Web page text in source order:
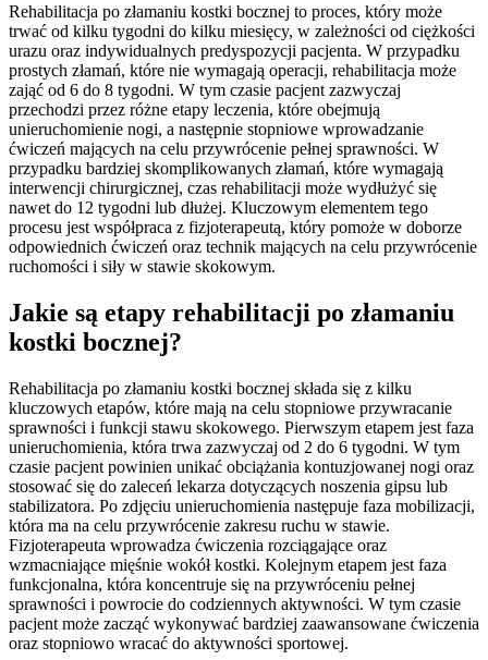
Rehabilitacja po złamaniu kostki bocznej to proces, który może
trwać od kilku tygodni do kilku miesięcy, w zależności od ciężkości
urazu oraz indywidualnych predyspozycji pacjenta. W przypadku
prostych złamań, które nie wymagają operacji, rehabilitacja może
zająć od 6 do 8 tygodni. W tym czasie pacjent zazwyczaj
przechodzi przez różne etapy leczenia, które obejmują
unieruchomienie nogi, a następnie stopniowe wprowadzanie
ćwiczeń mających na celu przywrócenie pełnej sprawności. W
przypadku bardziej skomplikowanych złamań, które wymagają
interwencji chirurgicznej, czas rehabilitacji może wydłużyć się
nawet do 12 tygodni lub dłużej. Kluczowym elementem tego
procesu jest współpraca z fizjoterapeutą, który pomoże w doborze
odpowiednich ćwiczeń oraz technik mających na celu przywrócenie
ruchomości i siły w stawie skokowym.
Jakie są etapy rehabilitacji po złamaniu
kostki bocznej?
Rehabilitacja po złamaniu kostki bocznej składa się z kilku
kluczowych etapów, które mają na celu stopniowe przywracanie
sprawności i funkcji stawu skokowego. Pierwszym etapem jest faza
unieruchomienia, która trwa zazwyczaj od 2 do 6 tygodni. W tym
czasie pacjent powinien unikać obciążania kontuzjowanej nogi oraz
stosować się do zaleceń lekarza dotyczących noszenia gipsu lub
stabilizatora. Po zdjęciu unieruchomienia następuje faza mobilizacji,
która ma na celu przywrócenie zakresu ruchu w stawie.
Fizjoterapeuta wprowadza ćwiczenia rozciągające oraz
wzmacniające mięśnie wokół kostki. Kolejnym etapem jest faza
funkcjonalna, która koncentruje się na przywróceniu pełnej
sprawności i powrocie do codziennych aktywności. W tym czasie
pacjent może zacząć wykonywać bardziej zaawansowane ćwiczenia
oraz stopniowo wracać do aktywności sportowej.